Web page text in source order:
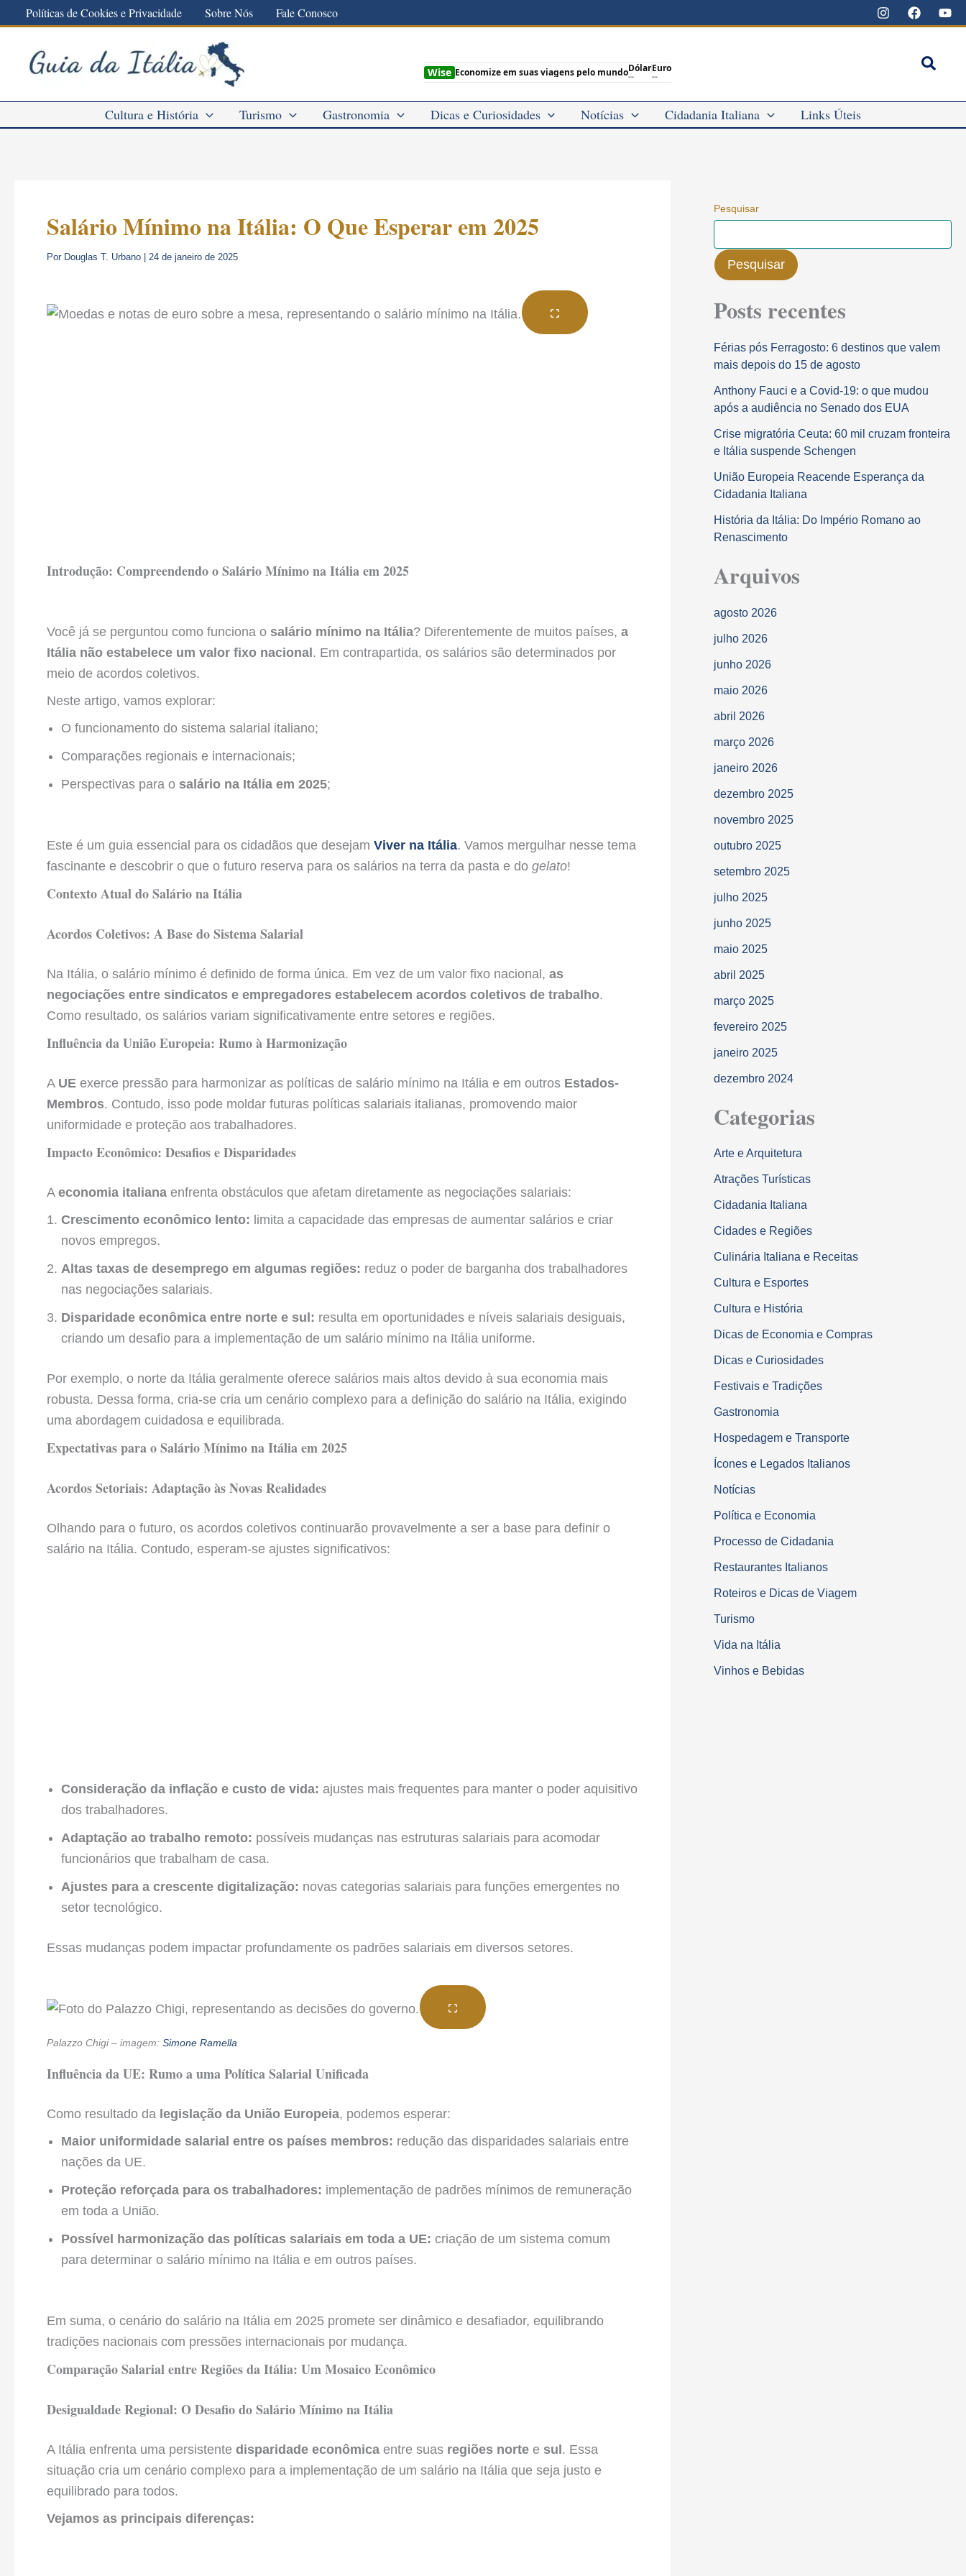
para
conteúdo
Políticas de Cookies e Privacidade Sobre Nós Fale Conosco
Wise Economize em suas viagens pelo mundoDólar
--
Euro
--
Cultura e História Turismo Gastronomia Dicas e Curiosidades Notícias Cidadania Italiana Links Úteis
Salário Mínimo na Itália: O Que Esperar em 2025
Por Douglas T. Urbano 24 de janeiro de 2025
Introdução: Compreendendo o Salário Mínimo na Itália em 2025
Você já se perguntou como funciona o salário mínimo na Itália? Diferentemente de muitos países, a
Itália não estabelece um valor fixo nacional . Em contrapartida, os salários são determinados por
meio de acordos coletivos.
Neste artigo, vamos explorar:
O funcionamento do sistema salarial italiano;
Comparações regionais e internacionais;
Perspectivas para o salário na Itália em 2025;
Este é um guia essencial para os cidadãos que desejam Viver na Itália. Vamos mergulhar nesse tema
fascinante e descobrir o que o futuro reserva para os salários na terra da pasta e do gelato!
Contexto Atual do Salário na Itália
Acordos Coletivos: A Base do Sistema Salarial
Na Itália, o salário mínimo é definido de forma única. Em vez de um valor fixo nacional, as
negociações entre sindicatos e empregadores estabelecem acordos coletivos de trabalho.
Como resultado, os salários variam significativamente entre setores e regiões.
Influência da União Europeia: Rumo à Harmonização
A UE exerce pressão para harmonizar as políticas de salário mínimo na Itália e em outros Estados-
Membros. Contudo, isso pode moldar futuras políticas salariais italianas, promovendo maior
uniformidade e proteção aos trabalhadores.
Impacto Econômico: Desafios e Disparidades
A economia italiana enfrenta obstáculos que afetam diretamente as negociações salariais:
Crescimento econômico lento: limita a capacidade das empresas de aumentar salários e criar
novos empregos.
Altas taxas de desemprego em algumas regiões: reduz o poder de barganha dos trabalhadores
nas negociações salariais.
Disparidade econômica entre norte e sul: resulta em oportunidades e níveis salariais desiguais,
criando um desafio para a implementação de um salário mínimo na Itália uniforme.
Por exemplo, o norte da Itália geralmente oferece salários mais altos devido à sua economia mais
robusta. Dessa forma, cria-se cria um cenário complexo para a definição do salário na Itália, exigindo
uma abordagem cuidadosa e equilibrada.
Expectativas para o Salário Mínimo na Itália em 2025
Acordos Setoriais: Adaptação às Novas Realidades
Olhando para o futuro, os acordos coletivos continuarão provavelmente a ser a base para definir o
salário na Itália. Contudo, esperam-se ajustes significativos:
Consideração da inflação e custo de vida: ajustes mais frequentes para manter o poder aquisitivo
dos trabalhadores.
Adaptação ao trabalho remoto: possíveis mudanças nas estruturas salariais para acomodar
funcionários que trabalham de casa.
Ajustes para a crescente digitalização: novas categorias salariais para funções emergentes no
setor tecnológico.
Essas mudanças podem impactar profundamente os padrões salariais em diversos setores.
Palazzo Chigi – imagem: Simone Ramella
Influência da UE: Rumo a uma Política Salarial Unificada
Como resultado da legislação da União Europeia, podemos esperar:
Maior uniformidade salarial entre os países membros: redução das disparidades salariais entre
nações da UE.
Proteção reforçada para os trabalhadores: implementação de padrões mínimos de remuneração
em toda a União.
Possível harmonização das políticas salariais em toda a UE: criação de um sistema comum
para determinar o salário mínimo na Itália e em outros países.
Em suma, o cenário do salário na Itália em 2025 promete ser dinâmico e desafiador, equilibrando
tradições nacionais com pressões internacionais por mudança.
Comparação Salarial entre Regiões da Itália: Um Mosaico Econômico
Desigualdade Regional: O Desafio do Salário Mínimo na Itália
A Itália enfrenta uma persistente disparidade econômica entre suas regiões norte e sul . Essa
situação cria um cenário complexo para a implementação de um salário na Itália que seja justo e
equilibrado para todos.
Vejamos as principais diferenças:
Pesquisar
Pesquisar
Posts recentes
Férias pós Ferragosto: 6 destinos que valem
mais depois do 15 de agosto
Anthony Fauci e a Covid-19: o que mudou
após a audiência no Senado dos EUA
Crise migratória Ceuta: 60 mil cruzam fronteira
e Itália suspende Schengen
União Europeia Reacende Esperança da
Cidadania Italiana
História da Itália: Do Império Romano ao
Renascimento
Arquivos
agosto 2026
julho 2026
junho 2026
maio 2026
abril 2026
março 2026
janeiro 2026
dezembro 2025
novembro 2025
outubro 2025
setembro 2025
julho 2025
junho 2025
maio 2025
abril 2025
março 2025
fevereiro 2025
janeiro 2025
dezembro 2024
Categorias
Arte e Arquitetura
Atrações Turísticas
Cidadania Italiana
Cidades e Regiões
Culinária Italiana e Receitas
Cultura e Esportes
Cultura e História
Dicas de Economia e Compras
Dicas e Curiosidades
Festivais e Tradições
Gastronomia
Hospedagem e Transporte
Ícones e Legados Italianos
Notícias
Política e Economia
Processo de Cidadania
Restaurantes Italianos
Roteiros e Dicas de Viagem
Turismo
Vida na Itália
Vinhos e Bebidas